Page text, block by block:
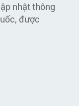
nhật thông
được